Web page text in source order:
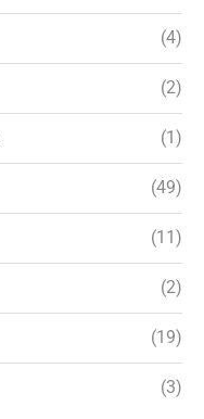
(4)
(2)
(1)
(49)
(11)
(2)
(19)
(3)